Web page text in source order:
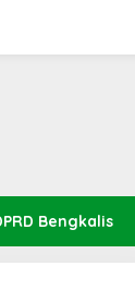
Bengkalis